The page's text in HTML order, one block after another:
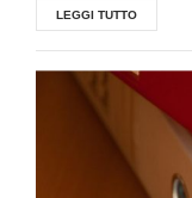
LEGGI TUTTO